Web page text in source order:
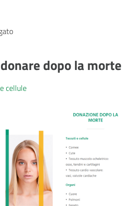
dopo la morte
cellule